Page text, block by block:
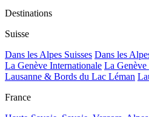
Destinations
Suisse
Dans les Alpes Suisses Dans les
La Genève Internationale La Genève
Lausanne & Bords du Lac Léman
France